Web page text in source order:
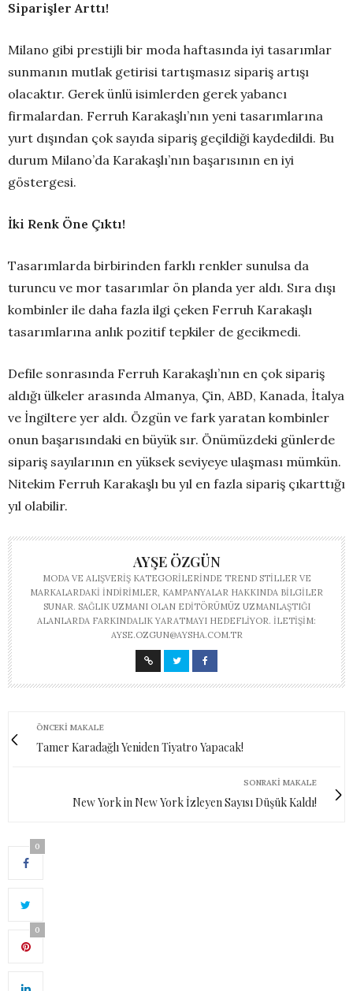
Siparişler Arttı!
Milano gibi prestijli bir moda haftasında iyi tasarımlar
sunmanın mutlak getirisi tartışmasız sipariş artışı
olacaktır. Gerek ünlü isimlerden gerek yabancı
firmalardan. Ferruh Karakaşlı’nın yeni tasarımlarına
yurt dışından çok sayıda sipariş geçildiği kaydedildi. Bu
durum Milano’da Karakaşlı’nın başarısının en iyi
göstergesi.
İki Renk Öne Çıktı!
Tasarımlarda birbirinden farklı renkler sunulsa da
turuncu ve mor tasarımlar ön planda yer aldı. Sıra dışı
kombinler ile daha fazla ilgi çeken Ferruh Karakaşlı
tasarımlarına anlık pozitif tepkiler de gecikmedi.
Defile sonrasında Ferruh Karakaşlı’nın en çok sipariş
aldığı ülkeler arasında Almanya, Çin, ABD, Kanada, İtalya
ve İngiltere yer aldı. Özgün ve fark yaratan kombinler
onun başarısındaki en büyük sır. Önümüzdeki günlerde
sipariş sayılarının en yüksek seviyeye ulaşması mümkün.
Nitekim Ferruh Karakaşlı bu yıl en fazla sipariş çıkarttığı
yıl olabilir.
AYŞE ÖZGÜN
MODA VE ALIŞVERIŞ KATEGORILERINDE TREND STILLER VE
MARKALARDAKI INDIRIMLER, KAMPANYALAR HAKKINDA BILGILER
SUNAR. SAĞLIK UZMANI OLAN EDITÖRÜMÜZ UZMANLAŞTIĞI
ALANLARDA FARKINDALIK YARATMAYI HEDEFLIYOR. İLETIŞIM:
AYSE.OZGUN@AYSHA.COM.TR
ÖNCEKI MAKALE
Tamer Karadağlı Yeniden Tiyatro Yapacak!
SONRAKI MAKALE
New York in New York İzleyen Sayısı Düşük Kaldı!
0
0